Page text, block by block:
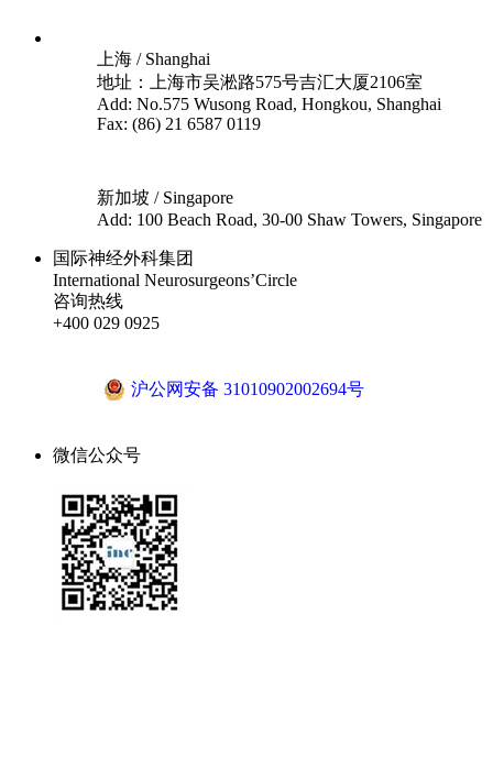
上海 / Shanghai
地址：上海市吴淞路575号吉汇大厦2106室
Add: No.575 Wusong Road, Hongkou, Shanghai
Fax: (86) 21 6587 0119
新加坡 / Singapore
Add: 100 Beach Road, 30-00 Shaw Towers, Singapore
国际神经外科集团
International Neurosurgeons’Circle
咨询热线
+400 029 0925
沪公网安备 31010902002694号
微信公众号